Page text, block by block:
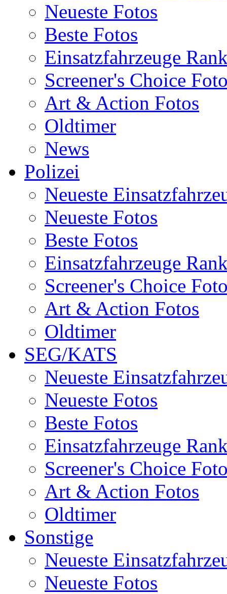
Neueste Fotos
Beste Fotos
Einsatzfahrzeuge
Screener's Choice
Art & Action Fotos
Oldtimer
News
Polizei
Neueste
Neueste Fotos
Beste Fotos
Einsatzfahrzeuge
Screener's Choice
Art & Action Fotos
Oldtimer
SEG/KATS
Neueste
Neueste Fotos
Beste Fotos
Einsatzfahrzeuge
Screener's Choice
Art & Action Fotos
Oldtimer
Sonstige
Neueste
Neueste Fotos